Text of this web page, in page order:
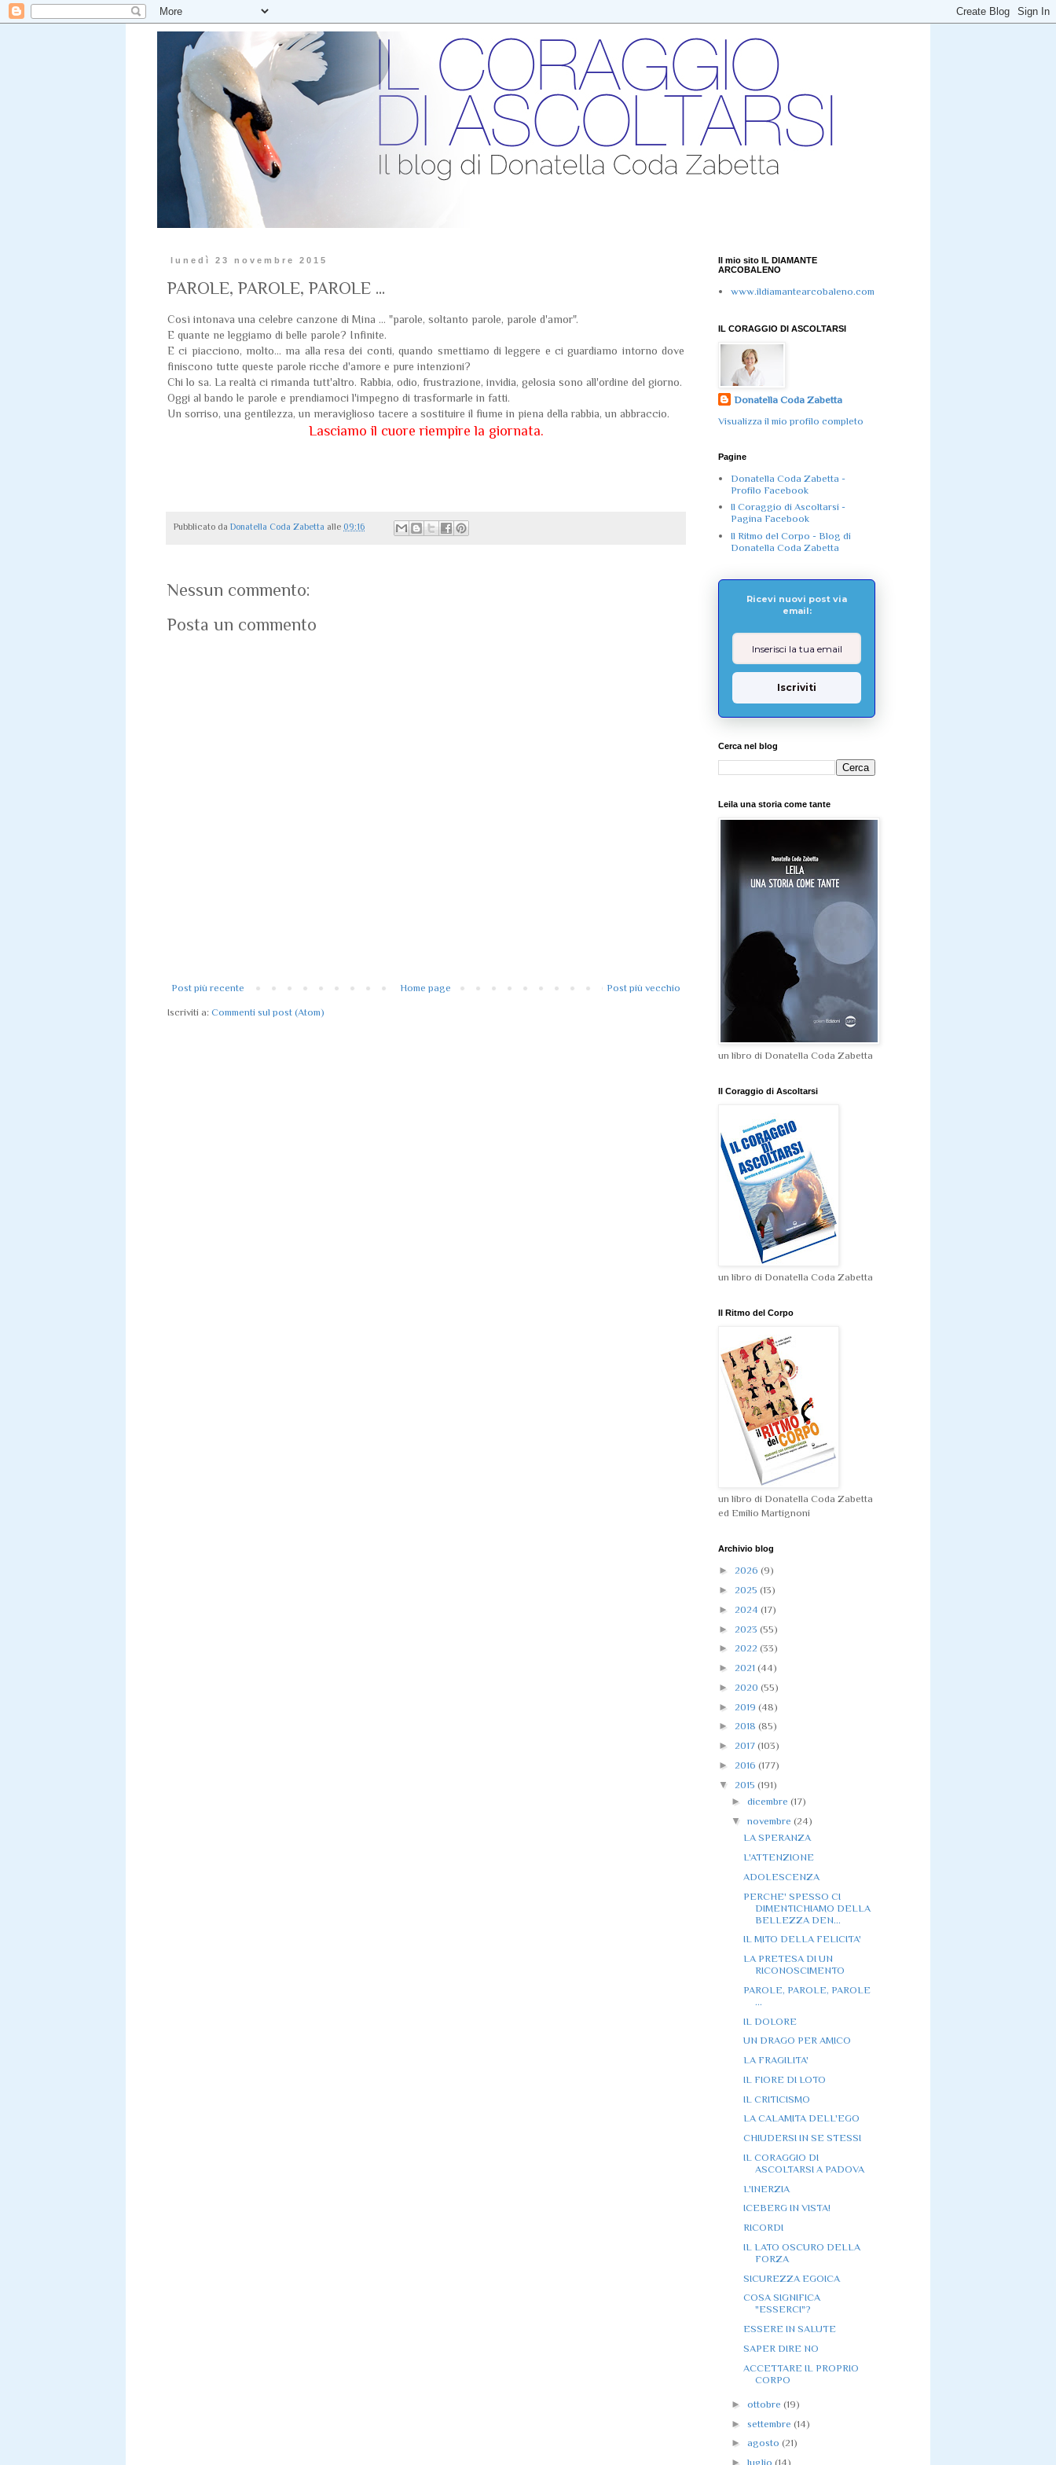
lunedì 23 novembre 2015
PAROLE, PAROLE, PAROLE ...
Così intonava una celebre canzone di Mina ... "parole, soltanto parole, parole d'amor".
E quante ne leggiamo di belle parole? Infinite.
E ci piacciono, molto... ma alla resa dei conti, quando smettiamo di leggere e ci guardiamo intorno dove
finiscono tutte queste parole ricche d'amore e pure intenzioni?
Chi lo sa. La realtà ci rimanda tutt'altro. Rabbia, odio, frustrazione, invidia, gelosia sono all'ordine del giorno.
Oggi al bando le parole e prendiamoci l'impegno di trasformarle in fatti.
Un sorriso, una gentilezza, un meraviglioso tacere a sostituire il fiume in piena della rabbia, un abbraccio.
Lasciamo il cuore riempire la giornata.
Pubblicato da Donatella Coda Zabetta alle 09:16
Nessun commento:
Posta un commento
Post più recente Post più vecchio
Home page
Iscriviti a: Commenti sul post (Atom)
Il mio sito IL DIAMANTE
ARCOBALENO
www.ildiamantearcobaleno.com
IL CORAGGIO DI ASCOLTARSI
Donatella Coda Zabetta
Visualizza il mio profilo completo
Pagine
Donatella Coda Zabetta -
Profilo Facebook
Il Coraggio di Ascoltarsi -
Pagina Facebook
Il Ritmo del Corpo - Blog di
Donatella Coda Zabetta
Ricevi nuovi post via
email:
Iscriviti
Cerca nel blog
Leila una storia come tante
un libro di Donatella Coda Zabetta
Il Coraggio di Ascoltarsi
un libro di Donatella Coda Zabetta
Il Ritmo del Corpo
un libro di Donatella Coda Zabetta
ed Emilio Martignoni
Archivio blog
► 2026 (9)
► 2025 (13)
► 2024 (17)
► 2023 (55)
► 2022 (33)
► 2021 (44)
► 2020 (55)
► 2019 (48)
► 2018 (85)
► 2017 (103)
► 2016 (177)
▼ 2015 (191)
► dicembre (17)
▼ novembre (24)
LA SPERANZA
L'ATTENZIONE
ADOLESCENZA
PERCHE' SPESSO CI
DIMENTICHIAMO DELLA
BELLEZZA DEN...
IL MITO DELLA FELICITA'
LA PRETESA DI UN
RICONOSCIMENTO
PAROLE, PAROLE, PAROLE
...
IL DOLORE
UN DRAGO PER AMICO
LA FRAGILITA'
IL FIORE DI LOTO
IL CRITICISMO
LA CALAMITA DELL'EGO
CHIUDERSI IN SE STESSI
IL CORAGGIO DI
ASCOLTARSI A PADOVA
L'INERZIA
ICEBERG IN VISTA!
RICORDI
IL LATO OSCURO DELLA
FORZA
SICUREZZA EGOICA
COSA SIGNIFICA
"ESSERCI"?
ESSERE IN SALUTE
SAPER DIRE NO
ACCETTARE IL PROPRIO
CORPO
► ottobre (19)
► settembre (14)
► agosto (21)
► luglio (14)